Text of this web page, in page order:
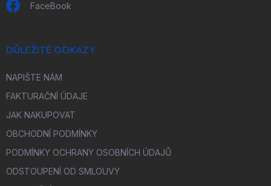
FaceBook
DŮLEŽITÉ ODKAZY
NAPIŠTE NÁM
FAKTURAČNÍ ÚDAJE
JAK NAKUPOVAT
OBCHODNÍ PODMÍNKY
PODMÍNKY OCHRANY OSOBNÍCH ÚDAJŮ
ODSTOUPENÍ OD SMLOUVY